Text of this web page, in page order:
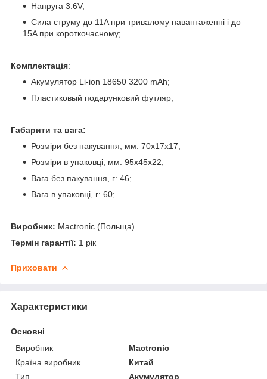
Напруга 3.6V;
Сила струму до 11A при тривалому навантаженні і до
15A при короткочасному;
Комплектація:
Акумулятор Li-ion 18650 3200 mAh;
Пластиковый подарунковий футляр;
Габарити та вага:
Розміри без пакування, мм: 70х17х17;
Розміри в упаковці, мм: 95х45х22;
Вага без пакування, г: 46;
Вага в упаковці, г: 60;
Виробник: Mactronic (Польща)
Термін гарантії: 1 рік
Приховати
Характеристики
Основні
Виробник
Mactronic
Країна виробник
Китай
Тип
Акумулятор